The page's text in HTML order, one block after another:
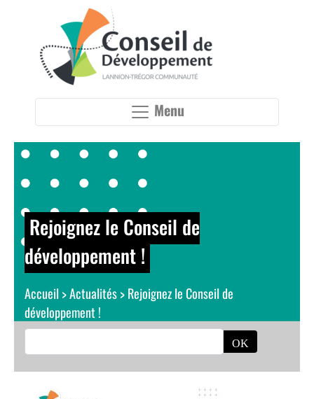
Menu
Rejoignez le Conseil de
développement !
Accueil>Actualités>Rejoignez le Conseil de
développement !
Panneau de gestion des cookies